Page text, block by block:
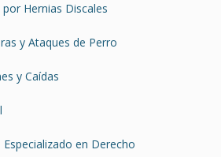
Hernias Discales
y Ataques de Perro
y Caídas
en Derecho